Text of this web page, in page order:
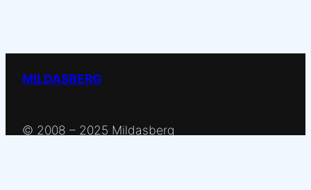
MILDASBERG
© 2008 – 2025 Mildasberg